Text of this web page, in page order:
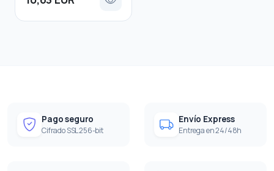
Pago seguro
Cifrado SSL 256-bit
Envío Express
Entrega en 24/48h